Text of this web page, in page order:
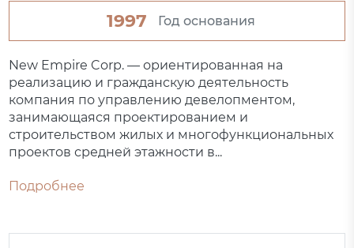
1997 Год основания
New Empire Corp. — ориентированная на
реализацию и гражданскую деятельность
компания по управлению девелопментом,
занимающаяся проектированием и
строительством жилых и многофункциональных
проектов средней этажности в...
Подробнее